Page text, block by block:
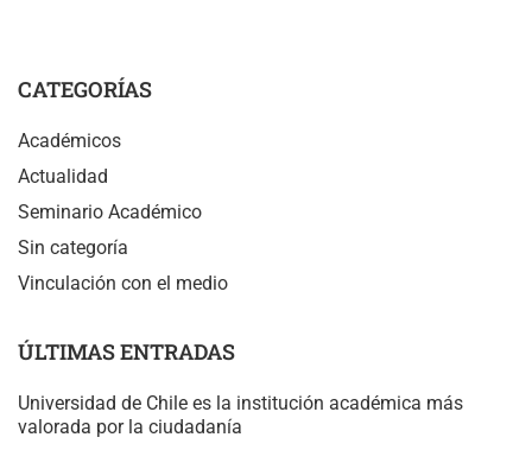
CATEGORÍAS
Académicos
Actualidad
Seminario Académico
Sin categoría
Vinculación con el medio
ÚLTIMAS ENTRADAS
Universidad de Chile es la institución académica más
valorada por la ciudadanía